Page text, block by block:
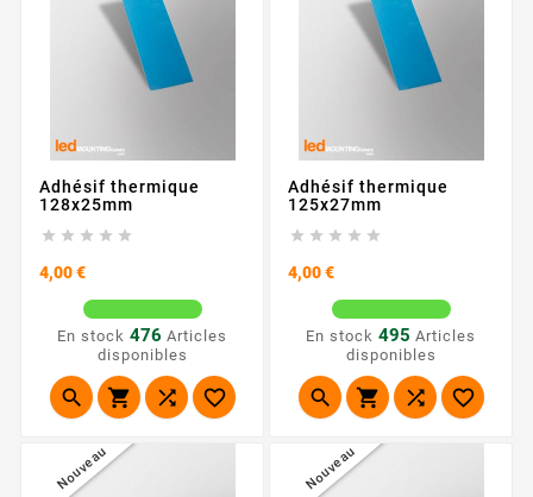
Adhésif thermique
128x25mm
    
4,00 €Prix
En stock 476 Articles
disponibles
   
Adhésif thermique
125x27mm
    
4,00 €Prix
En stock 495 Articles
disponibles
   
Nouveau Nouveau